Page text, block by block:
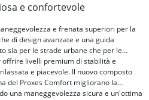
e confortevole
e frenata superiori per la
di design avanzate e una guida
sia per le strade urbane che per le
livelli premium di stabilità e
e piacevole. Il nuovo composto
del Proxes Comfort migliorano la
una maneggevolezza sicura e un'ottima